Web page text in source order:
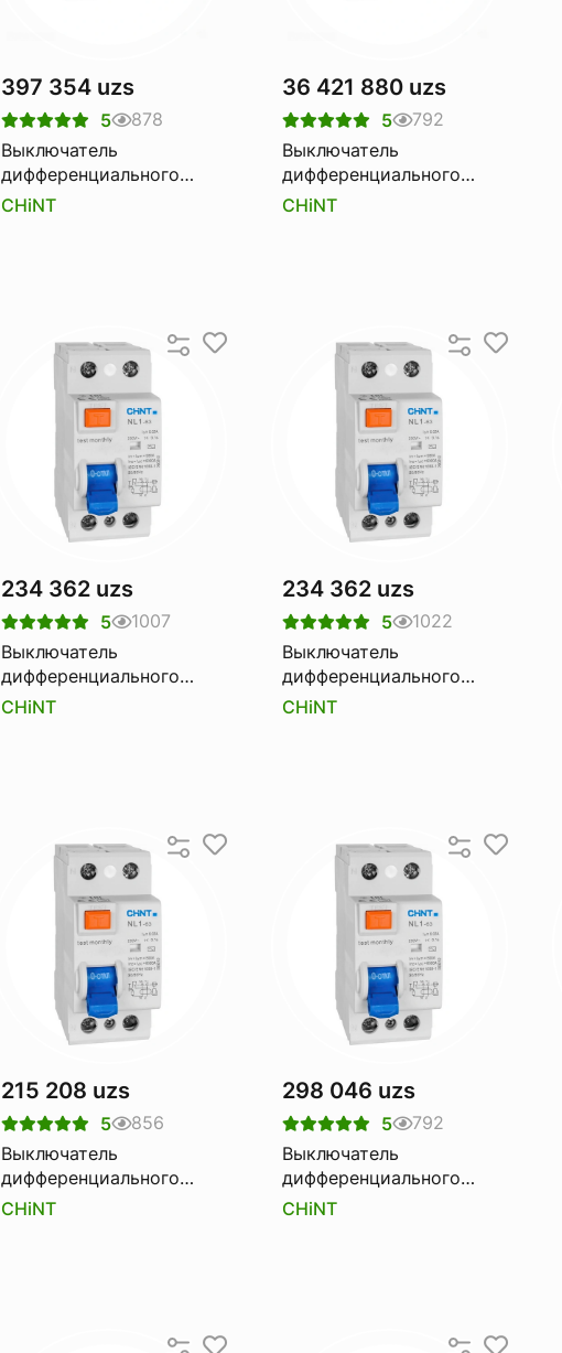
397 354 uzs
5
878
Выключатель
дифференциального
тока Узо CHINT nl1-100
CHiNT
36 421 880 uzs
5
792
Выключатель
дифференциального
тока Узо CHINT nl1-63
CHiNT
234 362 uzs
5
1007
Выключатель
дифференциального
тока Узо CHINT nl1-63
CHiNT
234 362 uzs
5
1022
Выключатель
дифференциального
тока Узо CHINT nl1-63
CHiNT
215 208 uzs
5
856
Выключатель
дифференциального
тока Узо CHINT nl1-63
CHiNT
298 046 uzs
5
792
Выключатель
дифференциального
тока Узо CHINT nl1-100
CHiNT